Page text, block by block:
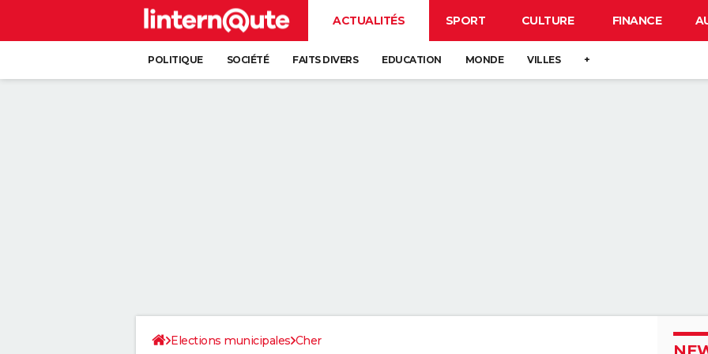
ACTUALITÉS SPORT CULTURE FINANCE
POLITIQUE SOCIÉTÉ FAITS DIVERS EDUCATION MONDE VILLES +
Elections municipales Cher